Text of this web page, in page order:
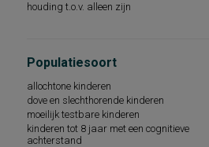
houding t.o.v. alleen zijn
Populatiesoort
allochtone kinderen
dove en slechthorende kinderen
moeilijk testbare kinderen
kinderen tot 8 jaar met een cognitieve
achterstand